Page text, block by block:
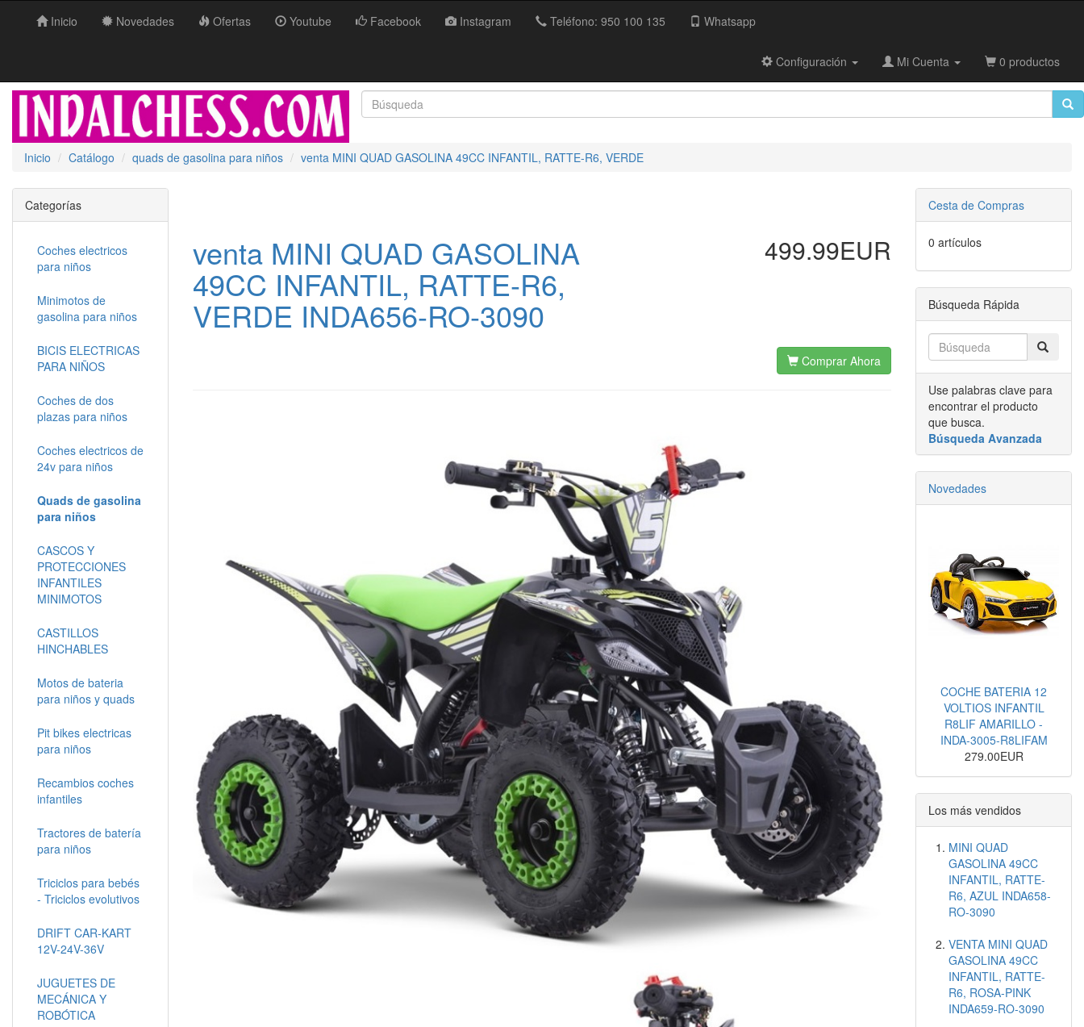
Inicio Novedades Ofertas Youtube Facebook Instagram Teléfono: 950 100 135 Whatsapp
Configuración Mi Cuenta 0 productos
Inicio Catálogo quads de gasolina para niños venta MINI QUAD GASOLINA 49CC INFANTIL, RATTE-R6, VERDE
venta MINI QUAD GASOLINA
49CC INFANTIL, RATTE-R6,
VERDE INDA656-RO-3090
499.99EUR
Comprar Ahora
Categorías
Coches electricos
para niños
Minimotos de
gasolina para niños
BICIS ELECTRICAS
PARA NIÑOS
Coches de dos
plazas para niños
Coches electricos de
24v para niños
Quads de gasolina
para niños
CASCOS Y
PROTECCIONES
INFANTILES
MINIMOTOS
CASTILLOS
HINCHABLES
Motos de bateria
para niños y quads
Pit bikes electricas
para niños
Recambios coches
infantiles
Tractores de batería
para niños
Triciclos para bebés
- Triciclos evolutivos
DRIFT CAR-KART
12V-24V-36V
JUGUETES DE
MECÁNICA Y
ROBÓTICA
Cesta de Compras
0 artículos
Búsqueda Rápida
Use palabras clave para
encontrar el producto
que busca.
Búsqueda Avanzada
Novedades
COCHE BATERIA 12
VOLTIOS INFANTIL
R8LIF AMARILLO -
INDA-3005-R8LIFAM
279.00EUR
Los más vendidos
MINI QUAD
GASOLINA 49CC
INFANTIL, RATTE-
R6, AZUL INDA658-
RO-3090
VENTA MINI QUAD
GASOLINA 49CC
INFANTIL, RATTE-
R6, ROSA-PINK
INDA659-RO-3090